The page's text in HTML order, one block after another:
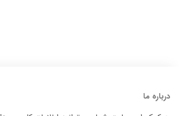
درباره ما